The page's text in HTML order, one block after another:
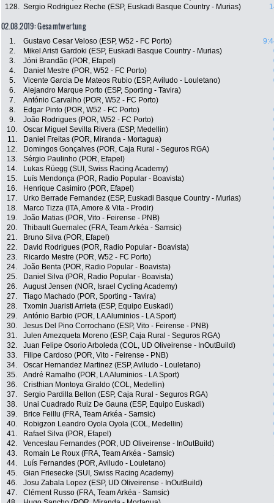
128. Sergio Rodriguez Reche (ESP, Euskadi Basque Country - Murias)
02.08.2019: Gesamtwertung
1. Gustavo Cesar Veloso (ESP, W52 - FC Porto)
2.
Mikel Aristi Gardoki (ESP, Euskadi Basque Country - Murias)
3.
Jóni Brandão (POR, Efapel)
4.
Daniel Mestre (POR, W52 - FC Porto)
5.
Vicente Garcia De Mateos Rubio (ESP, Aviludo - Louletano)
6.
Alejandro Marque Porto (ESP, Sporting - Tavira)
7.
António Carvalho (POR, W52 - FC Porto)
8.
Edgar Pinto (POR, W52 - FC Porto)
9.
João Rodrigues (POR, W52 - FC Porto)
10.
Oscar Miguel Sevilla Rivera (ESP, Medellin)
11.
Daniel Freitas (POR, Miranda - Mortagua)
12.
Domingos Gonçalves (POR, Caja Rural - Seguros RGA)
13.
Sérgio Paulinho (POR, Efapel)
14.
Lukas Rüegg (SUI, Swiss Racing Academy)
15.
Luís Mendonça (POR, Radio Popular - Boavista)
16.
Henrique Casimiro (POR, Efapel)
17.
Urko Berrade Fernandez (ESP, Euskadi Basque Country - Murias)
18.
Marco Tizza (ITA, Amore & Vita - Prodir)
19.
João Matias (POR, Vito - Feirense - PNB)
20.
Thibault Guernalec (FRA, Team Arkéa - Samsic)
21.
Bruno Silva (POR, Efapel)
22.
David Rodrigues (POR, Radio Popular - Boavista)
23.
Ricardo Mestre (POR, W52 - FC Porto)
24.
João Benta (POR, Radio Popular - Boavista)
25.
Daniel Silva (POR, Radio Popular - Boavista)
26.
August Jensen (NOR, Israel Cycling Academy)
27.
Tiago Machado (POR, Sporting - Tavira)
28.
Txomin Juaristi Arrieta (ESP, Equipo Euskadi)
29.
António Barbio (POR, LA Aluminios - LA Sport)
30.
Jesus Del Pino Corrochano (ESP, Vito - Feirense - PNB)
31.
Julen Amezqueta Moreno (ESP, Caja Rural - Seguros RGA)
32.
Juan Felipe Osorio Arboleda (COL, UD Oliveirense - InOutBuild)
33.
Filipe Cardoso (POR, Vito - Feirense - PNB)
34.
Oscar Hernandez Martinez (ESP, Aviludo - Louletano)
35.
André Ramalho (POR, LA Aluminios - LA Sport)
36.
Cristhian Montoya Giraldo (COL, Medellin)
37.
Sergio Pardilla Bellon (ESP, Caja Rural - Seguros RGA)
38.
Unai Cuadrado Ruiz De Gauna (ESP, Equipo Euskadi)
39.
Brice Feillu (FRA, Team Arkéa - Samsic)
40.
Robigzon Leandro Oyola Oyola (COL, Medellin)
41.
Rafael Silva (POR, Efapel)
42.
Venceslau Fernandes (POR, UD Oliveirense - InOutBuild)
43.
Romain Le Roux (FRA, Team Arkéa - Samsic)
44.
Luís Fernandes (POR, Aviludo - Louletano)
45.
Gian Friesecke (SUI, Swiss Racing Academy)
46.
Josu Zabala Lopez (ESP, UD Oliveirense - InOutBuild)
47.
Clément Russo (FRA, Team Arkéa - Samsic)